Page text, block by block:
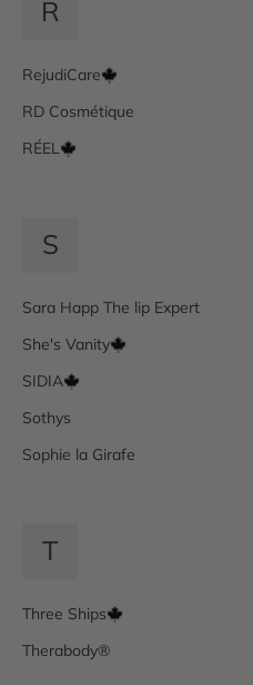
R
RejudiCare
RD Cosmétique
RÉEL
S
Sara Happ The lip Expert
She's Vanity
SIDIA
Sothys
Sophie la Girafe
T
Three Ships
Therabody®